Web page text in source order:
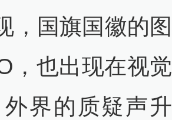
，国旗国徽的图
，也出现在视觉
界的质疑声升